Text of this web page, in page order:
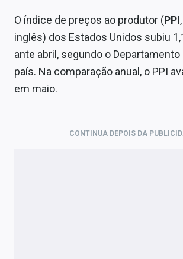
O índice de preços ao produtor (PPI
inglês) dos Estados Unidos subiu
ante abril, segundo o Departamento
país. Na comparação anual, o PPI
em maio.
CONTINUA DEPOIS DA